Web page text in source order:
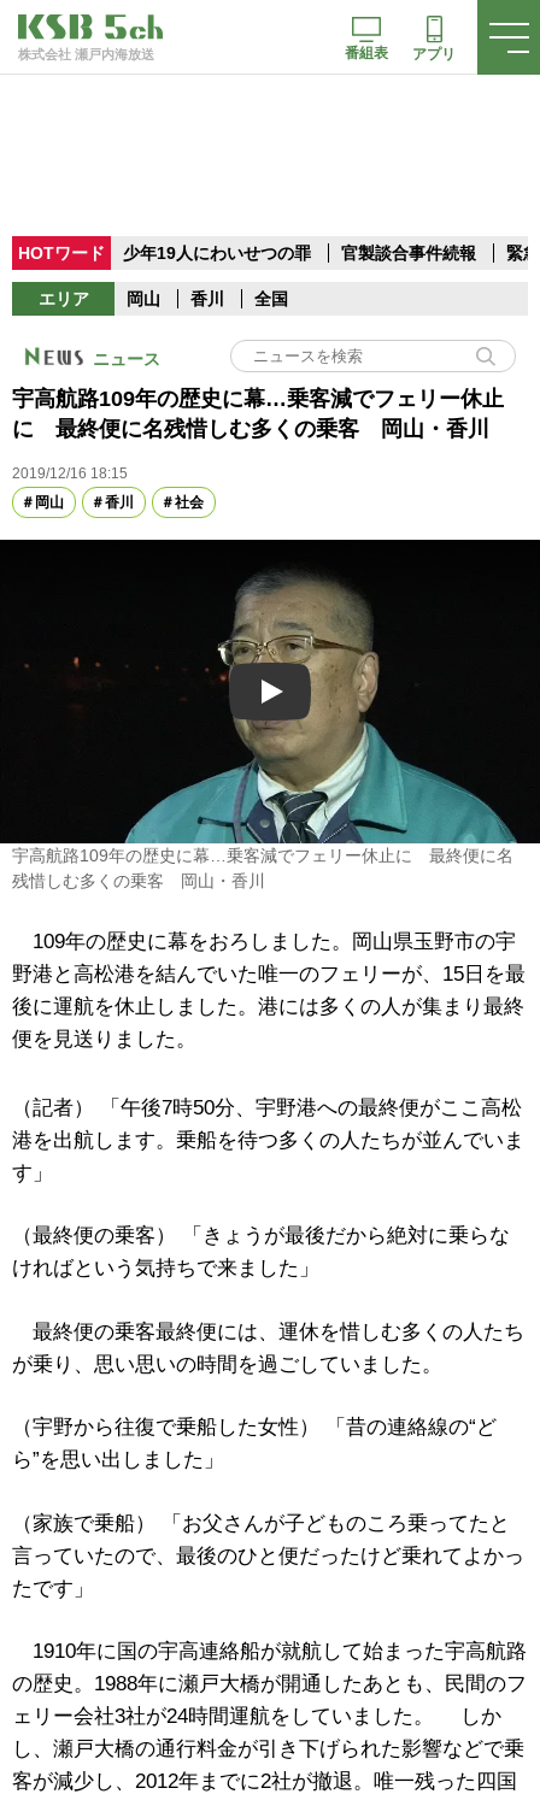
株式会社 瀬戸内海放送 番組表 アプリ
HOTワード 少年19人にわいせつの罪 官製談合事件続報 緊
エリア 岡山 香川 全国
ニュース
宇高航路109年の歴史に幕…乗客減でフェリー休止
に 最終便に名残惜しむ多くの乗客 岡山・香川
2019/12/16 18:15
岡山
香川 社会
Play
宇高航路109年の歴史に幕…乗客減でフェリー休止に 最終便に名
残惜しむ多くの乗客 岡山・香川
109年の歴史に幕をおろしました。岡山県玉野市の宇
野港と高松港を結んでいた唯一のフェリーが、15日を最
後に運航を休止しました。港には多くの人が集まり最終
便を見送りました。
（記者） 「午後7時50分、宇野港への最終便がここ高松
港を出航します。乗船を待つ多くの人たちが並んでいま
す」
（最終便の乗客） 「きょうが最後だから絶対に乗らな
ければという気持ちで来ました」
最終便の乗客最終便には、運休を惜しむ多くの人たち
が乗り、思い思いの時間を過ごしていました。
（宇野から往復で乗船した女性） 「昔の連絡線の“ど
ら”を思い出しました」
（家族で乗船） 「お父さんが子どものころ乗ってたと
言っていたので、最後のひと便だったけど乗れてよかっ
たです」
1910年に国の宇高連絡船が就航して始まった宇高航路
の歴史。1988年に瀬戸大橋が開通したあとも、民間のフ
ェリー会社3社が24時間運航をしていました。 しか
し、瀬戸大橋の通行料金が引き下げられた影響などで乗
客が減少し、2012年までに2社が撤退。唯一残った四国